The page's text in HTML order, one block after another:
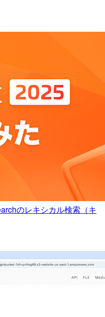
のレキシカル検索（キ